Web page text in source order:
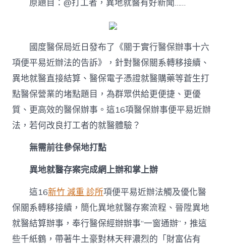
穎
@
打
工
者，
異
地
就
檢
有
好
新
聞……〉
中
原題目：@打工者，異地就醫有好新聞……
國度醫保局近日發布了《關于實行醫保辦事十六
項便平易近辦法的告訴》，針對醫保關系轉移接續、
異地就醫直接結算、醫保電子憑證就醫購藥等蒼生打
點醫保營業的堵點題目，為群眾供給更便捷、更優
質、更高效的醫保辦事。這16項醫保辦事便平易近辦
法，若何改良打工者的就醫體驗？
無需前往參保地打點
異地就醫存案完成網上辦和掌上辦
這16新竹 減重 診所項便平易近辦法觸及優化醫
保關系轉移接續，簡化異地就醫存案流程、晉陞異地
就醫結算辦事，奉行醫保經辦辦事“一窗通辦”，推這
些千紙鶴，帶著牛土豪對林天秤濃烈的「財富佔有